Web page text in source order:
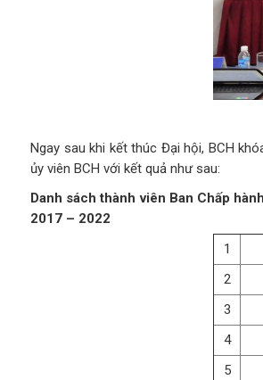
Ngay sau khi kết thúc Đại hội, BCH
ủy viên BCH với kết quả như sau:
Danh sách thành viên Ban Chấp
2017 – 2022
1
2
3
4
5